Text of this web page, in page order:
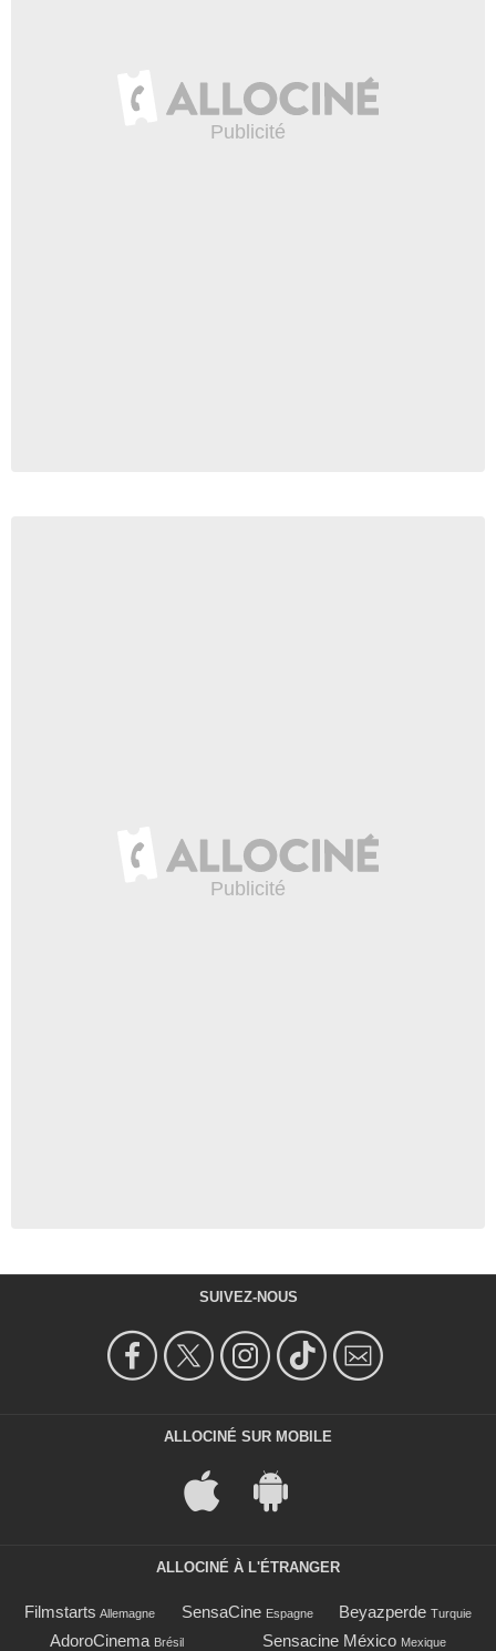
SUIVEZ-NOUS
ALLOCINÉ SUR MOBILE
ALLOCINÉ À L'ÉTRANGER
Filmstarts Allemagne SensaCine Espagne Beyazperde Turquie
AdoroCinema Brésil Sensacine México Mexique